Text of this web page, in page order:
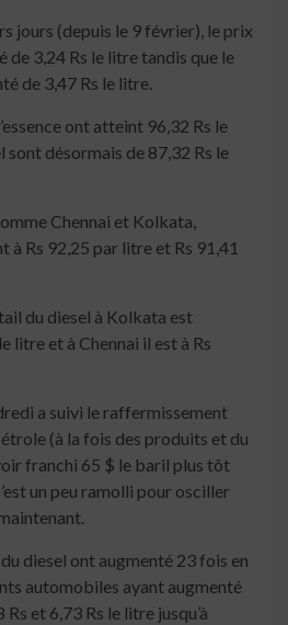
jours (depuis le 9 février), le prix
de 3,24 Rs le litre tandis que le
de 3,47 Rs le litre.
ont atteint 96,32 Rs le
sont désormais de 87,32 Rs le
Chennai et Kolkata,
à Rs 92,25 par litre et Rs 91,41
du diesel à Kolkata est
litre et à Chennai il est à Rs
a suivi le raffermissement
(à la fois des produits et du
franchi 65 $ le baril plus tôt
un peu ramolli pour osciller
du diesel ont augmenté 23 fois en
automobiles ayant augmenté
et 6,73 Rs le litre jusqu’à